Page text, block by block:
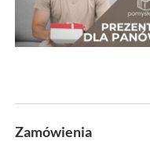
Zamówienia